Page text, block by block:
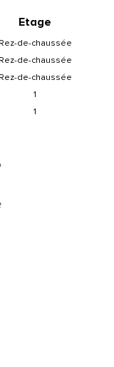
Etage
Rez-de-chaussée
Rez-de-chaussée
Rez-de-chaussée
1
1